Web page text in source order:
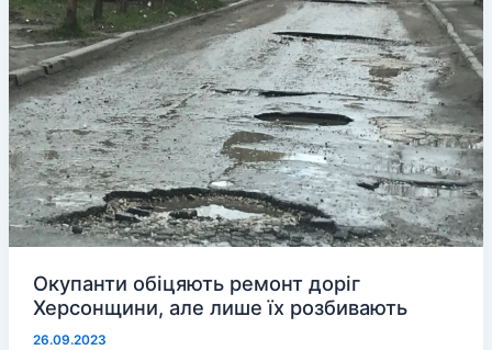
московського
патріархату
Окупанти обіцяють ремонт доріг
Херсонщини, але лише їх розбивають
26.09.2023